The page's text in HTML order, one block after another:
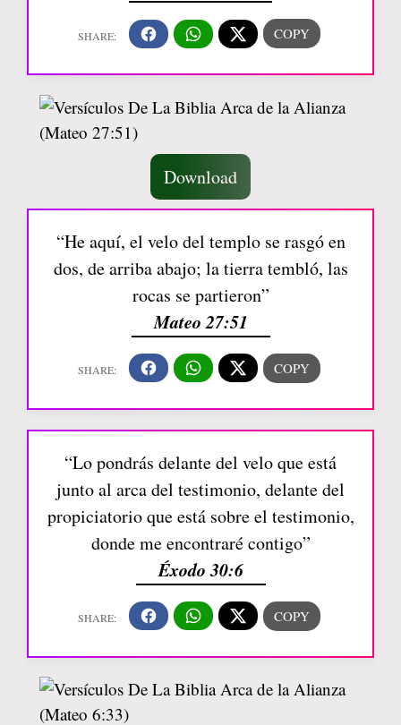
Download
“He aquí, el velo del templo se rasgó en
dos, de arriba abajo; la tierra tembló, las
rocas se partieron”
Mateo 27:51
“Lo pondrás delante del velo que está
junto al arca del testimonio, delante del
propiciatorio que está sobre el testimonio,
donde me encontraré contigo”
Éxodo 30:6